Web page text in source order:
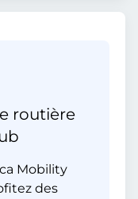
routière
Mobility
des